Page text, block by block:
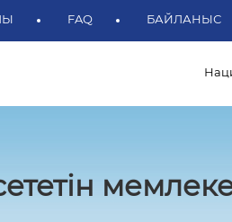
FAQ БАЙЛАНЫС